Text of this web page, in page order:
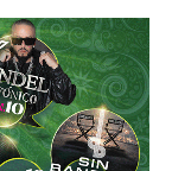
competencia
y brindar un
podrá elegir la
no complete